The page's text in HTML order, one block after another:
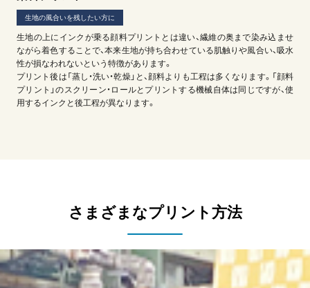
生地の風合いを残したい方に
生地の上にインクが乗る顔料プリントとは違い、繊維の奥まで染み込ませ
ながら着色することで、本来生地が持ち合わせている肌触りや風合い、吸水
性が損なわれないという特徴があります。
プリント後は「蒸し・洗い・乾燥」と、顔料よりも工程は多くなります。「顔料
プリント」のスクリーン・ロールとプリントする機械自体は同じですが、使
用するインクと後工程が異なります。
さまざまなプリント方法